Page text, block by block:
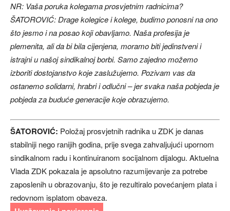
NR: Vaša poruka kolegama prosvjetnim radnicima?
ŠATOROVIĆ: Drage kolegice i kolege, budimo ponosni na ono
što jesmo i na posao koji obavljamo. Naša profesija je
plemenita, ali da bi bila cijenjena, moramo biti jedinstveni i
istrajni u našoj sindikalnoj borbi. Samo zajedno možemo
izboriti dostojanstvo koje zaslužujemo. Pozivam vas da
ostanemo solidarni, hrabri i odlučni – jer svaka naša pobjeda je
pobjeda za buduće generacije koje obrazujemo.
ŠATOROVIĆ: Položaj prosvjetnih radnika u ZDK je danas
stabilniji nego ranijih godina, prije svega zahvaljujući upornom
sindikalnom radu i kontinuiranom socijalnom dijalogu. Aktuelna
Vlada ZDK pokazala je apsolutno razumijevanje za potrebe
zaposlenih u obrazovanju, što je rezultiralo povećanjem plata i
redovnom isplatom obaveza.